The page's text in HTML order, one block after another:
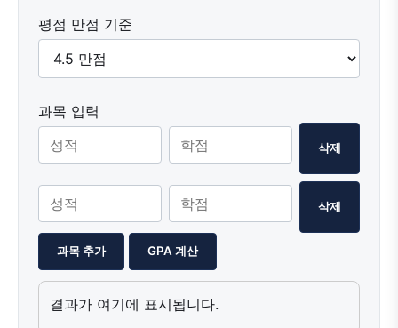
평점 만점 기준
과목 입력
삭제
삭제
과목 추가 GPA 계산
결과가 여기에 표시됩니다.